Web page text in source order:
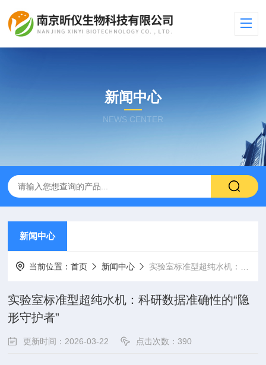
新闻中心
NEWS CENTER
新闻中心
当前位置：首页 新闻中心 实验室标准型超纯水机：科研数据准确性的“隐形守护者”
实验室标准型超纯水机：科研数据准确性的“隐
形守护者”
更新时间：2026-03-22 点击次数：390